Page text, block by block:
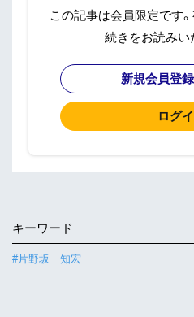
この記事は会員限定です
続きをお読みい
新規会員登
ログ
キーワード
#片野坂 知宏